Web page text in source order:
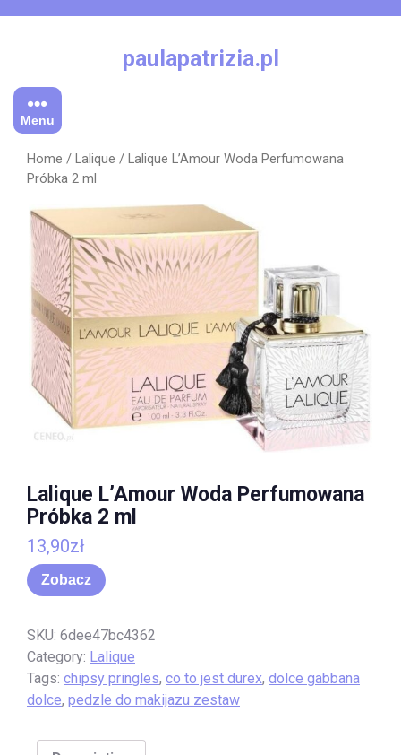
paulapatrizia.pl
Menu
Home / Lalique / Lalique L’Amour Woda Perfumowana
Próbka 2 ml
Lalique L’Amour Woda Perfumowana
Próbka 2 ml
13,90zł
Zobacz
SKU: 6dee47bc4362
Category: Lalique
Tags: chipsy pringles, co to jest durex, dolce gabbana
dolce, pedzle do makijazu zestaw